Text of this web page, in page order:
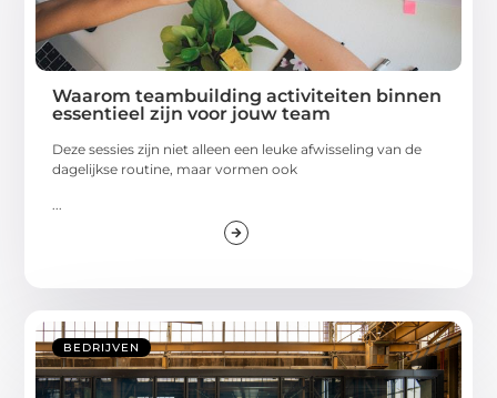
Waarom teambuilding activiteiten binnen
essentieel zijn voor jouw team
Deze sessies zijn niet alleen een leuke afwisseling van de
dagelijkse routine, maar vormen ook
...
BEDRIJVEN